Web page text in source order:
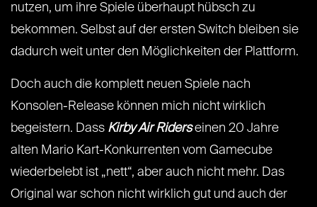
nutzen, um ihre Spiele überhaupt hübsch zu
bekommen. Selbst auf der ersten Switch bleiben sie
dadurch weit unter den Möglichkeiten der Plattform.
Doch auch die komplett neuen Spiele nach
Konsolen-Release können mich nicht wirklich
begeistern. Dass Kirby Air Riderseinen 20 Jahre
alten Mario Kart-Konkurrenten vom Gamecube
wiederbelebt ist „nett“, aber auch nicht mehr. Das
Original war schon nicht wirklich gut und auch der